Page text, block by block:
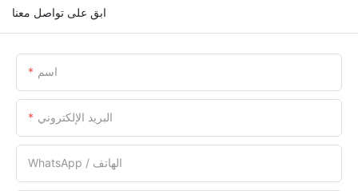
ابق على تواصل معنا
اسم
البريد الإلكتروني
WhatsApp / الهاتف